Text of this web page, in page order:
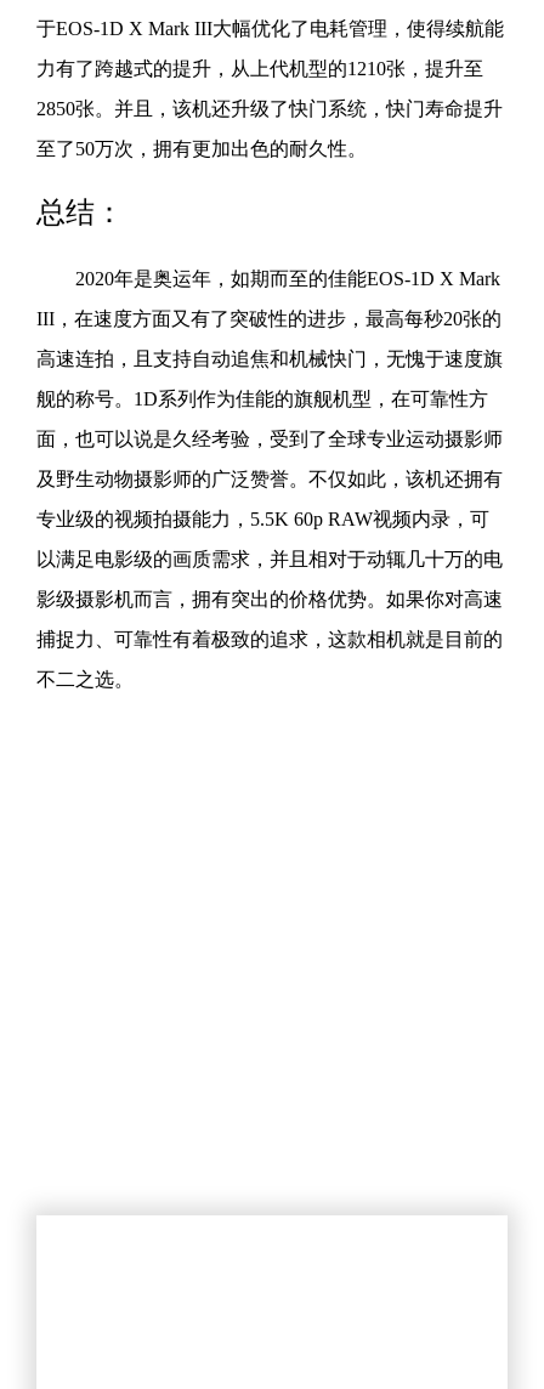
于EOS-1D X Mark III大幅优化了电耗管理，使得续航能
力有了跨越式的提升，从上代机型的1210张，提升至
2850张。并且，该机还升级了快门系统，快门寿命提升
至了50万次，拥有更加出色的耐久性。
总结：
2020年是奥运年，如期而至的佳能EOS-1D X Mark
III，在速度方面又有了突破性的进步，最高每秒20张的
高速连拍，且支持自动追焦和机械快门，无愧于速度旗
舰的称号。1D系列作为佳能的旗舰机型，在可靠性方
面，也可以说是久经考验，受到了全球专业运动摄影师
及野生动物摄影师的广泛赞誉。不仅如此，该机还拥有
专业级的视频拍摄能力，5.5K 60p RAW视频内录，可
以满足电影级的画质需求，并且相对于动辄几十万的电
影级摄影机而言，拥有突出的价格优势。如果你对高速
捕捉力、可靠性有着极致的追求，这款相机就是目前的
不二之选。